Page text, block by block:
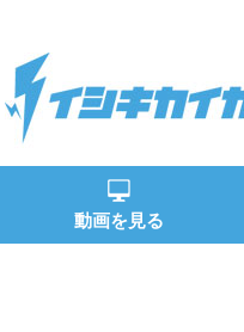
動画を見る